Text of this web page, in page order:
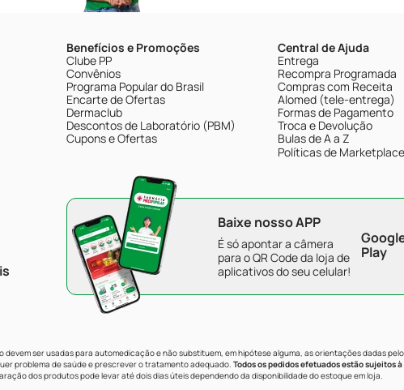
Benefícios e Promoções
Clube PP
Convênios
Programa Popular do Brasil
Encarte de Ofertas
Dermaclub
Descontos de Laboratório (PBM)
Cupons e Ofertas
Central de Ajuda
Entrega
Recompra Programada
Compras com Receita
Alomed (tele-entrega)
Formas de Pagamento
Troca e Devolução
Bulas de A a Z
Políticas de Marketplace
Baixe nosso APP
É só apontar a câmera
para o QR Code da loja de
aplicativos do seu celular!
Play
ser usadas para automedicação e não substituem, em hipótese alguma, as orientações dadas
problema de saúde e prescrever o tratamento adequado. Todos os pedidos efetuados estão sujeitos
dos produtos pode levar até dois dias úteis dependendo da disponibilidade do estoque em loja.